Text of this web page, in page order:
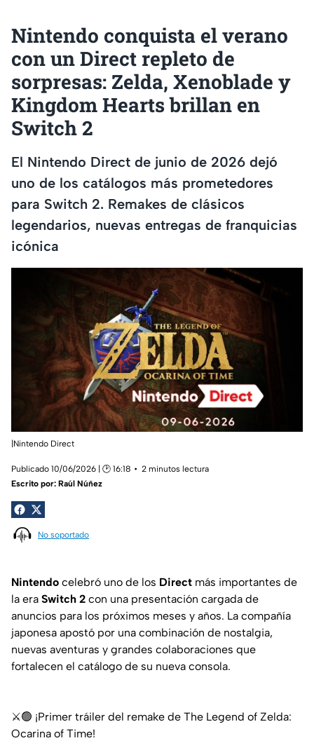
Nintendo conquista el verano
con un Direct repleto de
sorpresas: Zelda, Xenoblade y
Kingdom Hearts brillan en
Switch 2
El Nintendo Direct de junio de 2026 dejó
uno de los catálogos más prometedores
para Switch 2. Remakes de clásicos
legendarios, nuevas entregas de franquicias
icónica
|Nintendo Direct
Publicado 10/06/2026 | 🕑 16:18
2 minutos lectura
Escrito por: Raúl Núñez
No soportado
Nintendo celebró uno de los Direct más importantes de
la era Switch 2 con una presentación cargada de
anuncios para los próximos meses y años. La compañía
japonesa apostó por una combinación de nostalgia,
nuevas aventuras y grandes colaboraciones que
fortalecen el catálogo de su nueva consola.
⚔️🟢 ¡Primer tráiler del remake de The Legend of Zelda:
Ocarina of Time!